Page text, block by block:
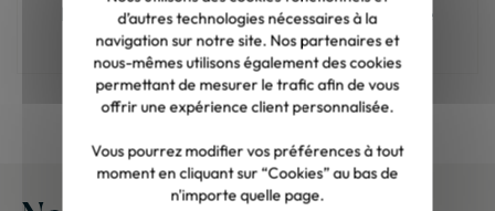
Meuble en bois : comment choisir la bonne
teinte ?
d’autres technologies nécessaires à la
navigation sur notre site. Nos partenaires et
nous-mêmes utilisons également des cookies
permettant de mesurer le trafic afin de vous
offrir une expérience client personnalisée.
Vous pourrez modifier vos préférences à tout
moment en cliquant sur “Cookies” au bas de
n'importe quelle page.